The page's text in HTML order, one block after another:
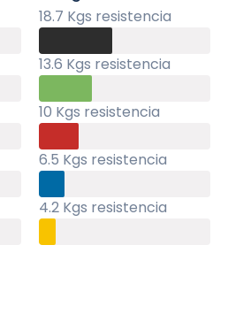
18.7 Kgs resistencia
13.6 Kgs resistencia
10 Kgs resistencia
6.5 Kgs resistencia
4.2 Kgs resistencia